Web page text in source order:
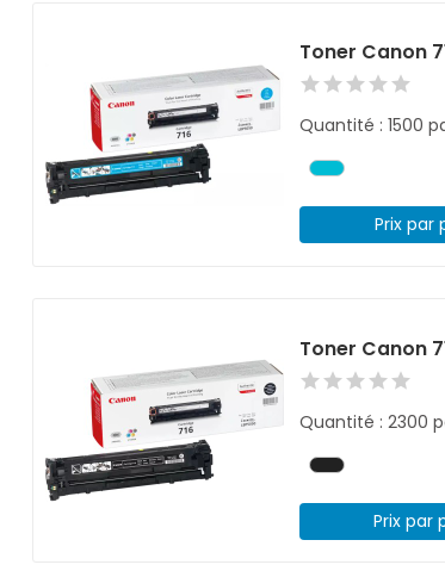
Toner Canon
Quantité : 1500
Prix par
Toner Canon
Quantité : 2300
Prix par